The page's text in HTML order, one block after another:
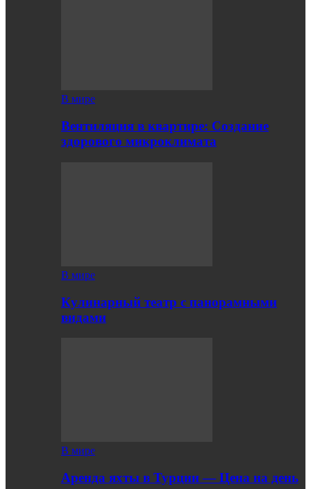
В мире
Вентиляция в квартире: Создание
здорового микроклимата
В мире
Кулинарный театр с панорамными
видами
В мире
Аренда яхты в Турции — Цена на день